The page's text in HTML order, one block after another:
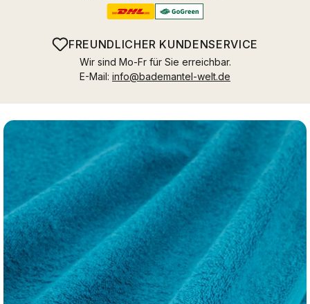
FREUNDLICHER KUNDENSERVICE
Wir sind Mo-Fr für Sie erreichbar.
E-Mail: info@bademantel-welt.de